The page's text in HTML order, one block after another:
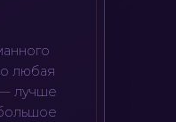
любая
— лучше